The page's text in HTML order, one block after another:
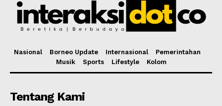
Nasional Borneo Update Internasional
Pemerintahan
Musik
Sports Lifestyle Kolom
Tentang Kami